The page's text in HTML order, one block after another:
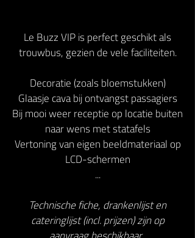
Le Buzz VIP is perfect geschikt als
trouwbus, gezien de vele faciliteiten.
Decoratie (zoals bloemstukken)
Glaasje cava bij ontvangst passagiers
Bij mooi weer receptie op locatie buiten
naar wens met statafels
Vertoning van eigen beeldmateriaal op
LCD-schermen
...
Technische fiche, drankenlijst en
cateringlijst (incl. prijzen) zijn op